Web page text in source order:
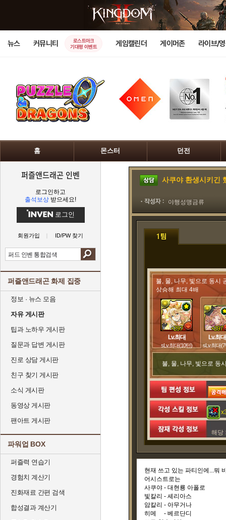
뉴스 커뮤니티
로스트아크
기대평 이벤트
게임캘린더 게이머존 라이브/
홈 몬스터 던전
퍼즐앤드래곤 인벤
로그인하고
출석보상 받으세요!
로그인
회원가입 ID/PW 찾기
퍼즐앤드래곤 화제 집중
정보 · 뉴스 모음
자유 게시판
팁과 노하우 게시판
질문과 답변 게시판
진로 상담 게시판
친구 찾기 게시판
소식 게시판
동영상 게시판
팬아트 게시판
파워업 BOX
퍼즐력 연습기
경험치 계산기
진화재료 간편 검색
합성결과 계산기
사쿠야 환생시키긴
야행성맹금류
불, 물, 나무, 빛으로 동시
상승해 최대 4배
5콤보에서 공격력 1.5배, 10
+297
Lv.최대
sLv.최대(10턴)
+297
Lv.최대
sLv.최대(7
불, 물, 나무, 빛으로 동
해당
현재 쓰고 있는 파티인에...뭐
어시스트로는
사쿠야 - 대현룡 아폴로
빛칼리 - 셰리아스
암칼리 - 아무거나
히메 - 베르단디